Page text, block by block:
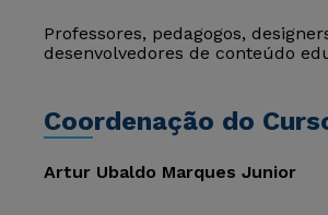
Professores, pedagogos,
desenvolvedores de conteúdo
Coordenação do
Artur Ubaldo Marques Junior